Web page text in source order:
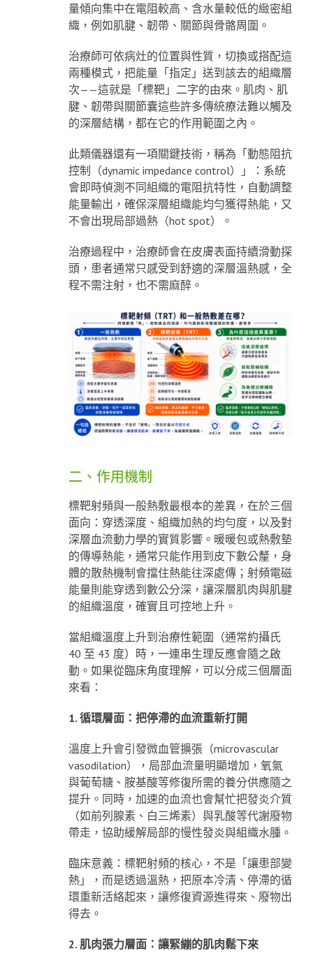
量傾向集中在電阻較高、含水量較低的緻密組
織，例如肌腱、韌帶、關節與骨骼周圍。
治療師可依病灶的位置與性質，切換或搭配這
兩種模式，把能量「指定」送到該去的組織層
次——這就是「標靶」二字的由來。肌肉、肌
腱、韌帶與關節囊這些許多傳統療法難以觸及
的深層結構，都在它的作用範圍之內。
此類儀器還有一項關鍵技術，稱為「動態阻抗
控制（dynamic impedance control）」：系統
會即時偵測不同組織的電阻抗特性，自動調整
能量輸出，確保深層組織能均勻獲得熱能，又
不會出現局部過熱（hot spot）。
治療過程中，治療師會在皮膚表面持續滑動探
頭，患者通常只感受到舒適的深層溫熱感，全
程不需注射，也不需麻醉。
二、作用機制
標靶射頻與一般熱敷最根本的差異，在於三個
面向：穿透深度、組織加熱的均勻度，以及對
深層血流動力學的實質影響。暖暖包或熱敷墊
的傳導熱能，通常只能作用到皮下數公釐，身
體的散熱機制會擋住熱能往深處傳；射頻電磁
能量則能穿透到數公分深，讓深層肌肉與肌腱
的組織溫度，確實且可控地上升。
當組織溫度上升到治療性範圍（通常約攝氏
40 至 43 度）時，一連串生理反應會隨之啟
動。如果從臨床角度理解，可以分成三個層面
來看：
1. 循環層面：把停滯的血流重新打開
溫度上升會引發微血管擴張（microvascular
vasodilation），局部血流量明顯增加，氧氣
與葡萄糖、胺基酸等修復所需的養分供應隨之
提升。同時，加速的血流也會幫忙把發炎介質
（如前列腺素、白三烯素）與乳酸等代謝廢物
帶走，協助緩解局部的慢性發炎與組織水腫。
臨床意義：標靶射頻的核心，不是「讓患部變
熱」，而是透過溫熱，把原本冷清、停滯的循
環重新活絡起來，讓修復資源進得來、廢物出
得去。
2. 肌肉張力層面：讓緊繃的肌肉鬆下來